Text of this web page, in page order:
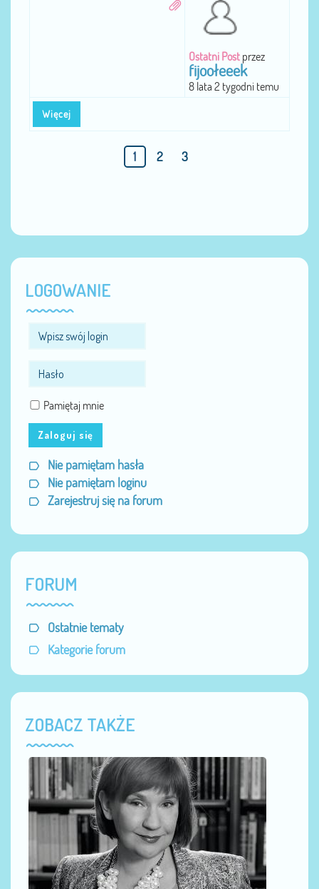
Więcej
Ostatni Post przez
fijoołeeek
8 lata 2 tygodni temu
1 2 3
LOGOWANIE
Pamiętaj mnie
Zaloguj się
Nie pamiętam hasła
Nie pamiętam loginu
Zarejestruj się na forum
FORUM
Ostatnie tematy
Kategorie forum
ZOBACZ TAKŻE